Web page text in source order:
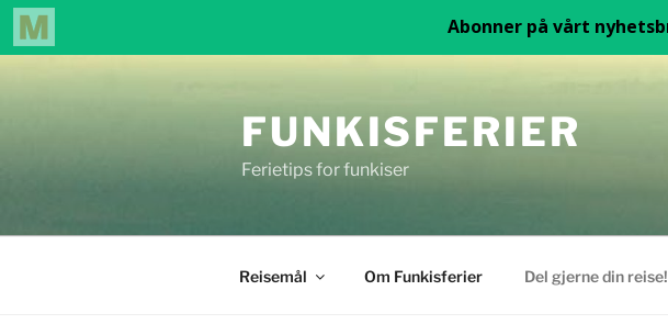
FUNKISFERIER
Ferietips for funkiser
Reisemål Om Funkisferier Del gjerne din reise!